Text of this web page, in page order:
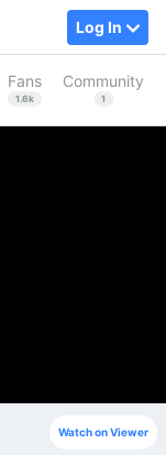
Log In
Fans
1.6k
Community
1
Watch on Viewer